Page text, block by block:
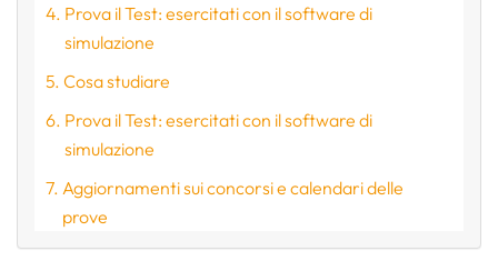
Prova il Test: esercitati con il software di
simulazione
Cosa studiare
Prova il Test: esercitati con il software di
simulazione
Aggiornamenti sui concorsi e calendari delle
prove